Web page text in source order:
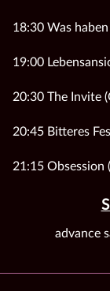
18:30 Was
19:00
20:30 The Invite
20:45 Bitteres
21:15 Obsession
advance